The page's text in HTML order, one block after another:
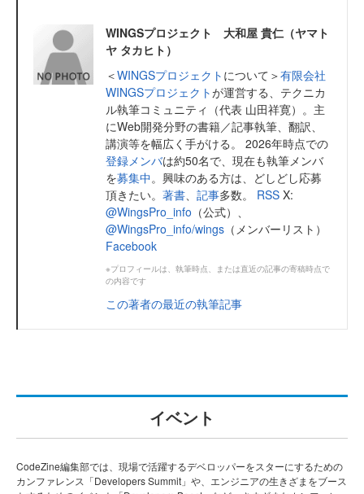
WINGSプロジェクト 大和屋 貴仁（ヤマト
ヤ タカヒト）
＜WINGSプロジェクト について＞有限会社
WINGSプロジェクトが運営する、テクニカ
ル執筆コミュニティ（代表 山田祥寛）。主
にWeb開発分野の書籍／記事執筆、翻訳、
講演等を幅広く手がける。 2026年時点での
登録メンバは約50名で、現在も執筆メンバ
を募集中。興味のある方は、どしどし応募
頂きたい。 著書 記事多数。 RSS X:
@WingsPro_info （公式）、
@WingsPro_info/wings （メンバーリスト）
Facebook
※プロフィールは、執筆時点、または直近の記事の寄稿時点で
の内容です
この著者の最近の執筆記事
イベント
CodeZine編集部では、現場で活躍するデベロッパーをスターにするための
カンファレンス「Developers Summit」や、エンジニアの生きざまをブース